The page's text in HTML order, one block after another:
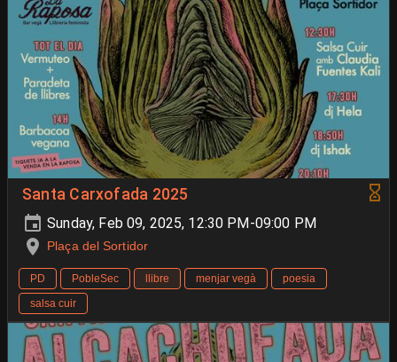
Santa Carxofada 2025
Sunday, Feb 09, 2025, 12:30 PM-09:00 PM
Plaça del Sortidor
PD PobleSec llibre menjar vegà
poesia
salsa cuir